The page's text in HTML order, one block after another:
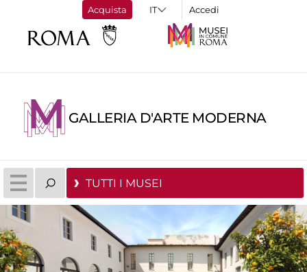
Acquista Accedi
GALLERIA D'ARTE MODERNA
TUTTI I MUSEI